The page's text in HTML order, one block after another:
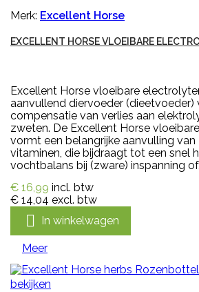
Merk: Excellent Horse
EXCELLENT HORSE VLOEIBARE
Excellent Horse vloeibare
aanvullend diervoeder (dieetvoeder)
compensatie van verlies aan
zweten. De Excellent Horse
vormt een belangrijke aanvulling van
vitaminen, die bijdraagt tot een snel
vochtbalans bij (zware) inspanning
€ 16,99 incl. btw
€ 14,04 excl. btw
 In winkelwagen
Meer
bekijken